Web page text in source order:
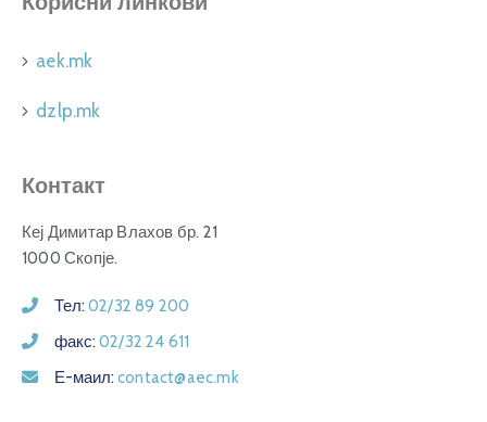
aek.mk
dzlp.mk
Контакт
Кеј Димитар Влахов бр. 21
1000 Скопје.
Тел: 02/32 89 200
факс: 02/32 24 611
Е-маил: contact@aec.mk